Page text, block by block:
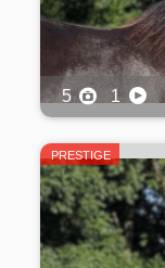
5 1
PRESTIGE